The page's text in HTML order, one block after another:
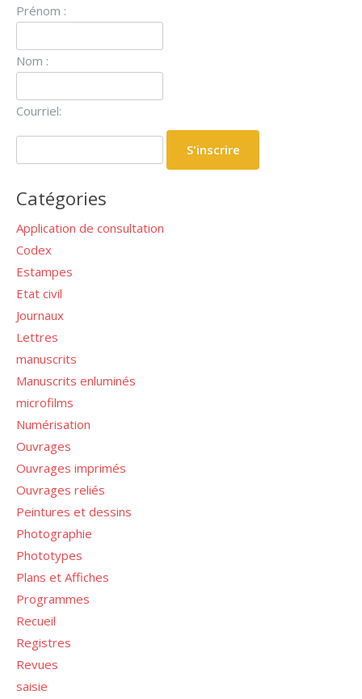
Prénom :
Nom :
Courriel:
Catégories
Application de consultation
Codex
Estampes
Etat civil
Journaux
Lettres
manuscrits
Manuscrits enluminés
microfilms
Numérisation
Ouvrages
Ouvrages imprimés
Ouvrages reliés
Peintures et dessins
Photographie
Phototypes
Plans et Affiches
Programmes
Recueil
Registres
Revues
saisie